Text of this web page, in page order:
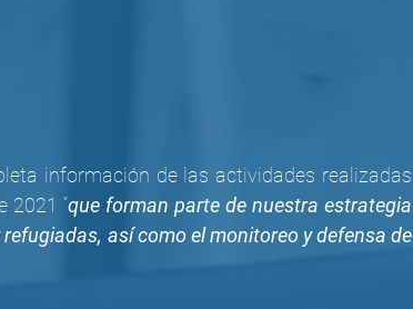
información de las actividades realizadas
2021 “que forman parte de nuestra estrategia
así como el monitoreo y defensa de